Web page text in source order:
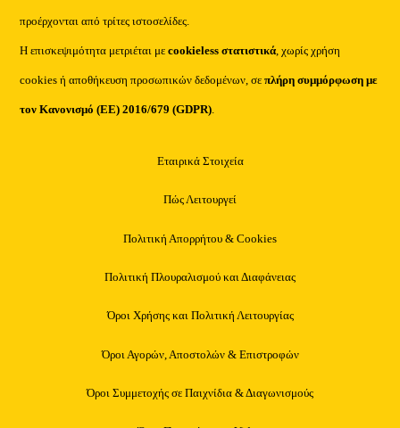
προέρχονται από τρίτες ιστοσελίδες.
Η επισκεψιμότητα μετριέται μεcookieless στατιστικά, χωρίς χρήση
cookies ή αποθήκευση προσωπικών δεδομένων, σεπλήρη συμμόρφωση με
τον Κανονισμό (ΕΕ) 2016/679 (GDPR).
Εταιρικά Στοιχεία
Πώς Λειτουργεί
Πολιτική Απορρήτου & Cookies
Πολιτική Πλουραλισμού και Διαφάνειας
Όροι Χρήσης και Πολιτική Λειτουργίας
Όροι Αγορών, Αποστολών & Επιστροφών
Όροι Συμμετοχής σε Παιχνίδια & Διαγωνισμούς